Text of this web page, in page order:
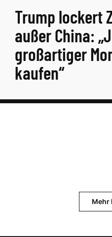
Trump lockert
außer China:
großartiger
kaufen“
Mehr